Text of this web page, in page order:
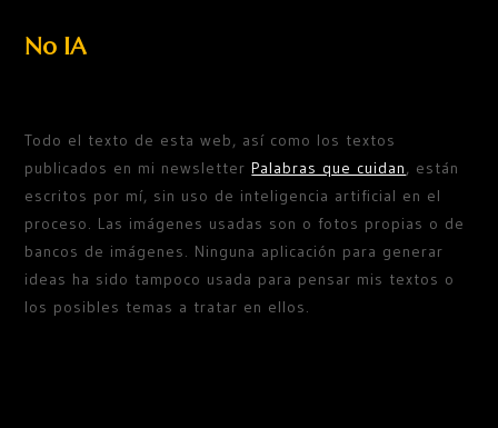
No IA
Todo el texto de esta web, así como los textos
publicados en mi newsletterPalabras que cuidan, están
escritos por mí, sin uso de inteligencia artificial en el
proceso. Las imágenes usadas son o fotos propias o de
bancos de imágenes. Ninguna aplicación para generar
ideas ha sido tampoco usada para pensar mis textos o
los posibles temas a tratar en ellos.